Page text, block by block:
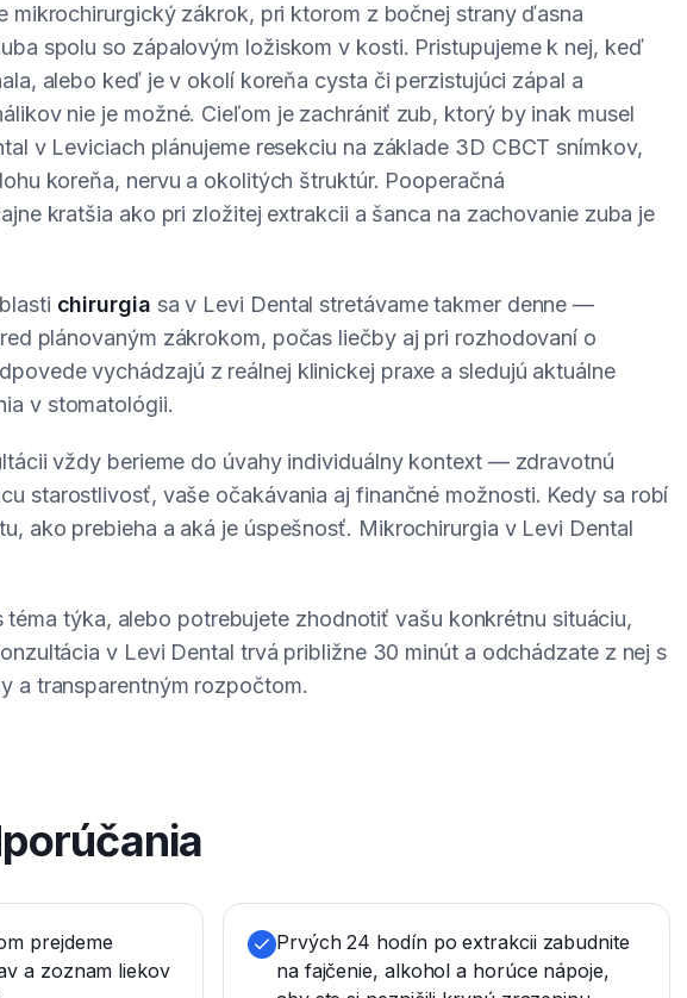
mikrochirurgický zákrok, pri ktorom z bočnej strany ďasna
spolu so zápalovým ložiskom v kosti. Pristupujeme k nej, keď
alebo keď je v okolí koreňa cysta či perzistujúci zápal a
nie je možné. Cieľom je zachrániť zub, ktorý by inak musel
v Leviciach plánujeme resekciu na základe 3D CBCT snímkov,
koreňa, nervu a okolitých štruktúr. Pooperačná
kratšia ako pri zložitej extrakcii a šanca na zachovanie zuba je
chirurgia sa v Levi Dental stretávame takmer denne —
plánovaným zákrokom, počas liečby aj pri rozhodovaní o
vychádzajú z reálnej klinickej praxe a sledujú aktuálne
v stomatológii.
vždy berieme do úvahy individuálny kontext — zdravotnú
starostlivosť, vaše očakávania aj finančné možnosti. Kedy sa robí
ako prebieha a aká je úspešnosť. Mikrochirurgia v Levi Dental
téma týka, alebo potrebujete zhodnotiť vašu konkrétnu situáciu,
v Levi Dental trvá približne 30 minút a odchádzate z nej s
a transparentným rozpočtom.
prejdeme
a zoznam liekov
Prvých 24 hodín po extrakcii zabudnite
na fajčenie, alkohol a horúce nápoje,